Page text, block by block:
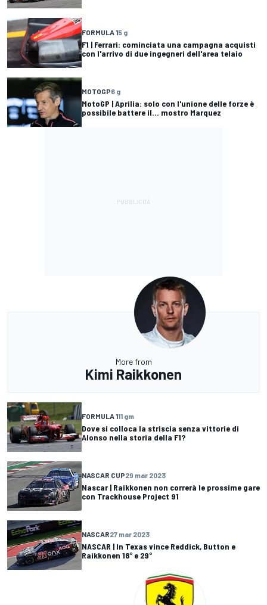
FORMULA 15 g
F1 | Ferrari: cominciata una campagna acquisti
con l'arrivo di due ingegneri dell'area telaio
MOTOGP6 g
MotoGP | Aprilia: solo con l'unione delle forze è
possibile battere il... mostro Marquez
More from
Kimi Raikkonen
FORMULA 111 gm
Dove si colloca la striscia senza vittorie di
Alonso nella storia della F1?
NASCAR CUP29 mar 2023
Nascar | Raikkonen non correrà le prossime gare
con Trackhouse Project 91
NASCAR27 mar 2023
NASCAR | In Texas vince Reddick, Button e
Raikkonen 18° e 29°